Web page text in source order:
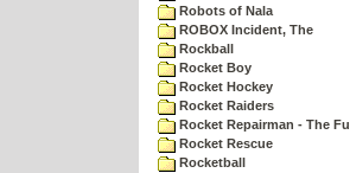
Robots of Nala
ROBOX Incident, The
Rockball
Rocket Boy
Rocket Hockey
Rocket Raiders
Rocket Repairman - The
Rocket Rescue
Rocketball